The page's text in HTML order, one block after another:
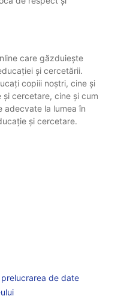
care găzduiește
și cercetării.
copiii noștri, cine și
cercetare, cine și cum
adecvate la lumea în
și cercetare.
de date